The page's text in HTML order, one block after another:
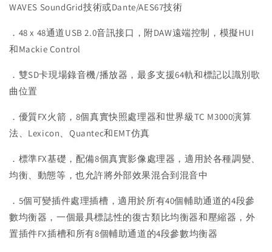
WAVES SoundGrid技術或Dante/AES67技術
．48 x 48通道USB 2.0音訊接口，附DAW遠端控制，模擬HUI
和Mackie Control
．雙SD卡現場錄音機/播放器，最多支援64軌和標記以識別歌
曲位置
．優質FX火箭，8個真實快照處理器和世界級TC M3000演算
法、Lexicon、Quantec和EMT仿真
．標準FX基礎，配備8個真實影像處理器，適用於各種調變、
均衡、動態等，也允許將外部效果混合到混音中
．5個可變插件處理插槽，適用於所有40個輔助通道的4段參
數均衡器，一個最具標誌性的復古類比均衡器和壓縮器，外
置插件FX插槽和所有8個輔助通道的4段參數均衡器